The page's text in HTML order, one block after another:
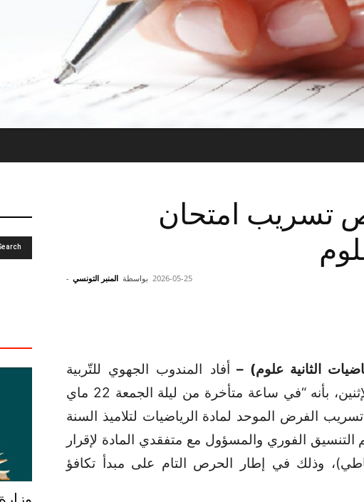
تسريب امتحان
بواسطة المنبر التونسي - 2026-05-25
الثانية علوم) – أفاد المندوب الجهوي للتّربية
بسوسة، محمد علي بوذراع، اليوم الإثنين، بأنه “في ساعة متأخرة من ليلة الجمعة 22 ماي
تسريب الفرض الموحد لمادة الرياضيات لتلاميذ السنة
التنسيق الفوري والمسؤول مع متفقدي المادة لإقرار
وذلك في إطار الحرص التام على مبدأ تكافؤ